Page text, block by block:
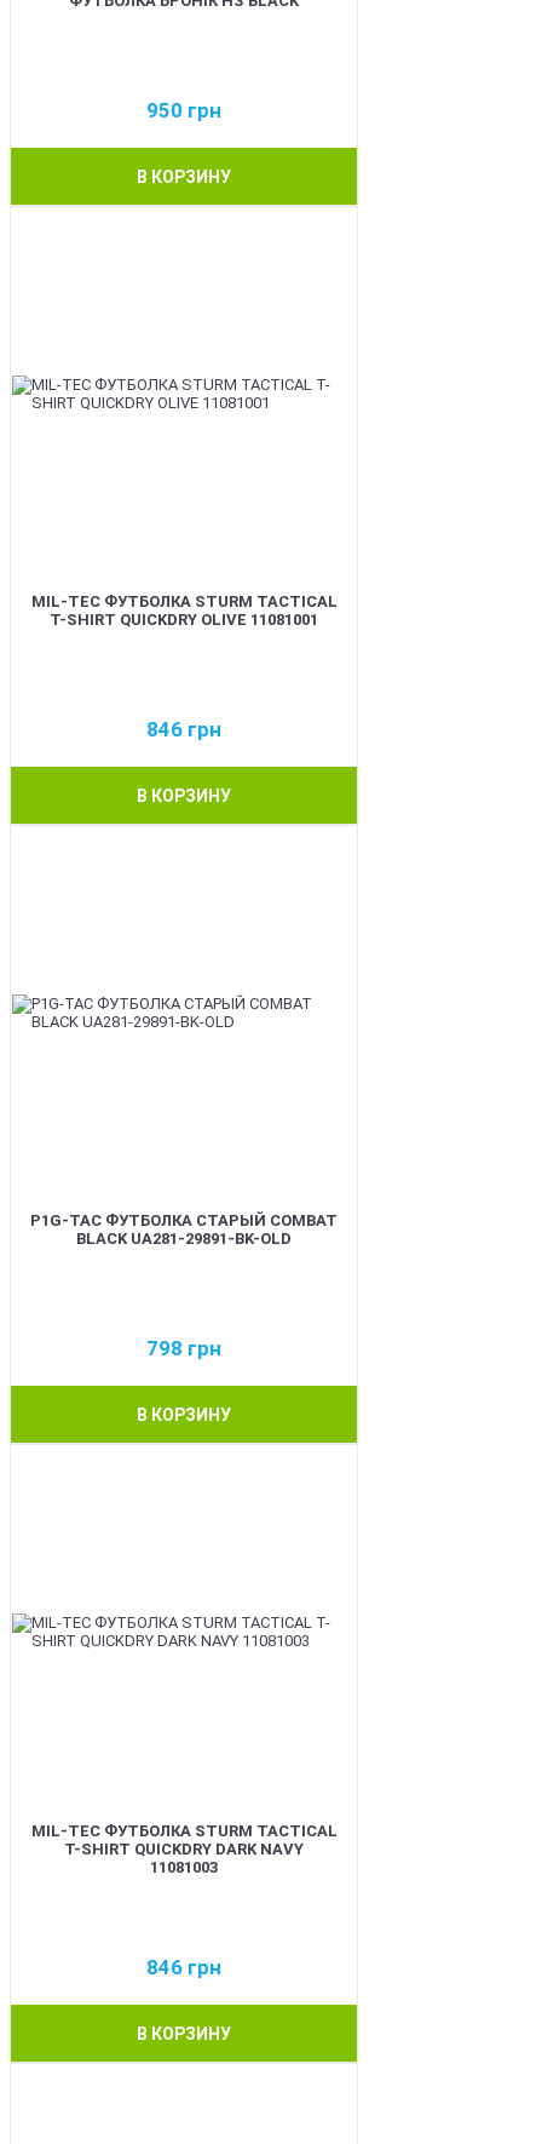
950 грн
В КОРЗИНУ
MIL-TEC ФУТБОЛКА STURM TACTICAL
T-SHIRT QUICKDRY OLIVE 11081001
846 грн
В КОРЗИНУ
P1G-TAC ФУТБОЛКА СТАРЫЙ COMBAT
BLACK UA281-29891-BK-OLD
798 грн
В КОРЗИНУ
MIL-TEC ФУТБОЛКА STURM TACTICAL
T-SHIRT QUICKDRY DARK NAVY
11081003
846 грн
В КОРЗИНУ